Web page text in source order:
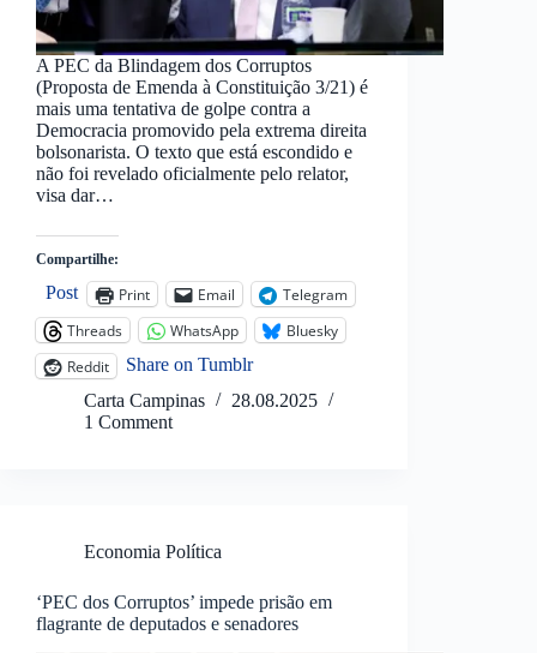
A PEC da Blindagem dos Corruptos
(Proposta de Emenda à Constituição 3/21) é
mais uma tentativa de golpe contra a
Democracia promovido pela extrema direita
bolsonarista. O texto que está escondido e
não foi revelado oficialmente pelo relator,
visa dar…
Compartilhe:
Post Print Email
Telegram
Threads
WhatsApp
Bluesky
Reddit
Share on Tumblr
Carta Campinas
28.08.2025
1 Comment
Economia Política
‘PEC dos Corruptos’ impede prisão em
flagrante de deputados e senadores